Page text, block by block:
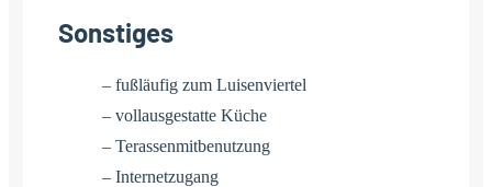
Sonstiges
– fußläufig zum Luisenviertel
– vollausgestatte Küche
– Terassenmitbenutzung
– Internetzugang